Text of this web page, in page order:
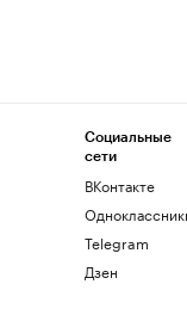
Социальные
сети
ВКонтакте
Telegram
Дзен